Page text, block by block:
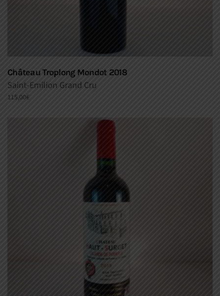
Château Troplong Mondot 2018
Saint-Emilion Grand Cru
115,00€